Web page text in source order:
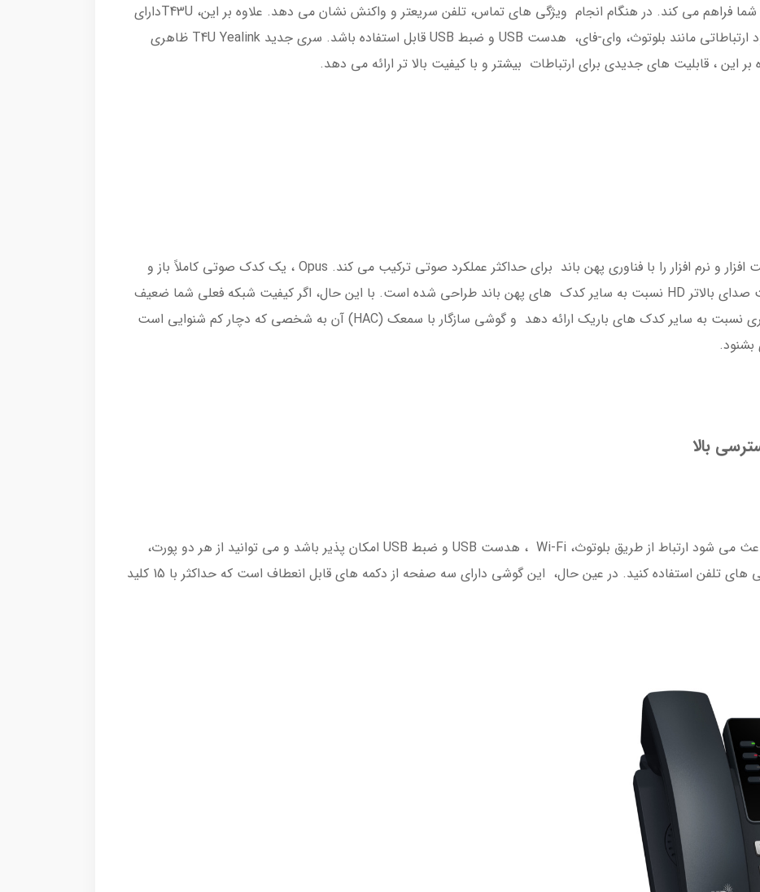
و ارتباطات صوتی واضح و شفاف را برای شما فراهم می کند. در هنگام انجام ویژگی های تماس، تلفن سریعتر و واکنش نشان می دهد. علاوه بر این، T43Uدارای
پورت USB دوگانه است که باعث می شود ارتباطاتی مانند بلوتوث، وای-فای، هدست USB و ضبط USB قابل استفاده باشد. سری جدید T4U Yealink ظاهری
فناوری Yealink Optima HD Voice سخت افزار و نرم افزار را با فناوری پهن باند برای حداکثر عملکرد صوتی ترکیب می کند. Opus ، یک کدک صوتی کاملاً باز و
بسیار متنوع، به منظور دستیابی به کیفیت صدای بالاتر HD نسبت به سایر کدک های پهن باند طراحی شده است. با این حال، اگر کیفیت شبکه فعلی شما ضعیف
است، Opus می تواند کیفیت صوتی بهتری نسبت به سایر کدک های باریک ارائه دهد و گوشی سازگار با سمعک (HAC) آن به شخصی که دچار کم شنوایی است
بالا
این تلفن دارای دو درگاه USB است که باعث می شود ارتباط از طریق بلوتوث، Wi-Fi ، هدست USB و ضبط USB امکان پذیر باشد و می توانید از هر دو پورت،
مطابق نیاز خود، برای بهره برداری از ویژگی های تلفن استفاده کنید. در عین حال، این گوشی دارای سه صفحه از دکمه های قابل انعطاف است که حداکثر با 15 کلید